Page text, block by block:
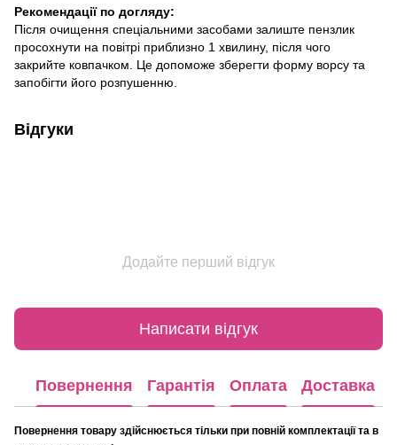
Рекомендації по догляду:
Після очищення спеціальними засобами залиште пензлик
просохнути на повітрі приблизно 1 хвилину, після чого
закрийте ковпачком. Це допоможе зберегти форму ворсу та
запобігти його розпушенню.
Відгуки
Додайте перший відгук
Написати відгук
Повернення Гарантія Оплата Доставка
Повернення товару здійснюється тільки при повній комплектації та в